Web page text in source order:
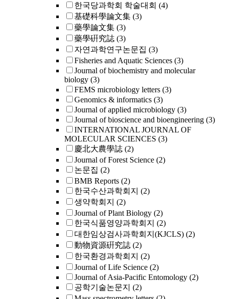
한국당과학회 학술대회 (4)
基礎科學論文集 (3)
藥學論文集 (3)
藥學硏究誌 (3)
자연과학연구논문집 (3)
Fisheries and Aquatic Sciences (3)
Journal of biochemistry and molecular
biology (3)
FEMS microbiology letters (3)
Genomics & informatics (3)
Journal of applied microbiology (3)
Journal of bioscience and bioengineering (3)
INTERNATIONAL JOURNAL OF
MOLECULAR SCIENCES (3)
慶北大農學誌 (2)
Journal of Forest Science (2)
논문집 (2)
BMB Reports (2)
한국수산과학회지 (2)
생약학회지 (2)
Journal of Plant Biology (2)
한국식품영양과학회지 (2)
대한임상검사과학회지(KJCLS) (2)
動物資源硏究誌 (2)
한국환경과학회지 (2)
Journal of Life Science (2)
Journal of Asia-Pacific Entomology (2)
공학기술논문지 (2)